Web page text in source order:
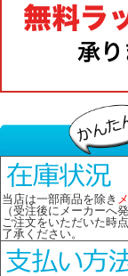
当店は一部商品を除き
（受注後にメーカーへ
ご注文をいただいた時
了承ください。